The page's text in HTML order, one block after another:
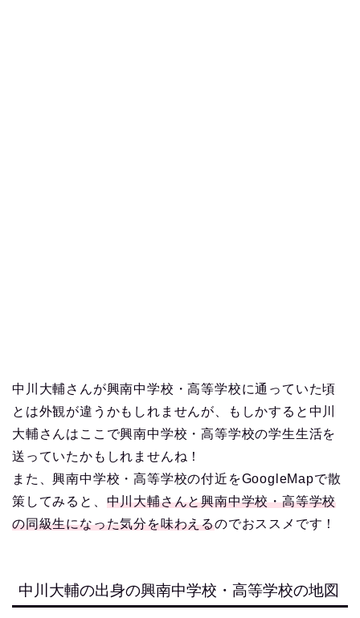
中川大輔さんが興南中学校・高等学校に通っていた頃
とは外観が違うかもしれませんが、もしかすると中川
大輔さんはここで興南中学校・高等学校の学生生活を
送っていたかもしれませんね！
また、興南中学校・高等学校の付近をGoogleMapで散
策してみると、 中川大輔さんと興南中学校・高等学校
の同級生になった気分を味わえるのでおススメです！
中川大輔の出身の興南中学校・高等学校の地図